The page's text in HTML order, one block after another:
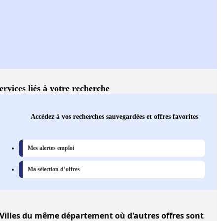
liés à votre recherche
Accédez à vos recherches sauvegardées et offres favorites
Mes alertes emploi
Ma sélection d’offres
Villesdu même département où d'autres offres sont